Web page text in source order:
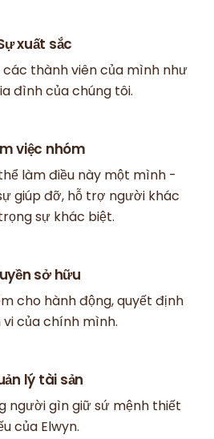
xuất sắc
thành viên của mình như
đình của chúng tôi.
việc nhóm
làm điều này một mình -
giúp đỡ, hỗ trợ người khác
sự khác biệt.
sở hữu
cho hành động, quyết định
vi của chính mình.
lý tài sản
người gìn giữ sứ mệnh thiết
của Elwyn.